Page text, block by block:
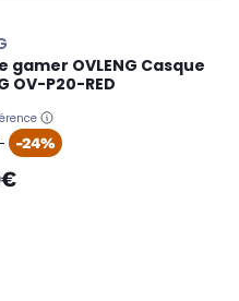
gamer OVLENG Casque
OV-P20-RED
-24%